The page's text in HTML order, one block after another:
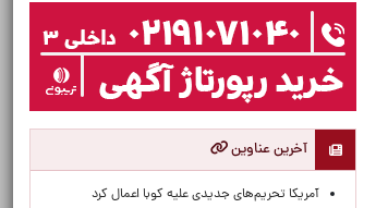
آخرین عناوین
آمریکا تحریم‌های جدیدی علیه کوبا اعمال کرد